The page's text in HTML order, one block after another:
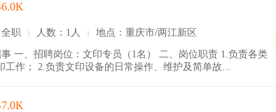
职 | 人数：1人 | 地点：重庆市/两江新区
一、招聘岗位：文印专员（1名） 二、岗位职责 1.负责各类
作； 2.负责文印设备的日常操作、维护及简单故...